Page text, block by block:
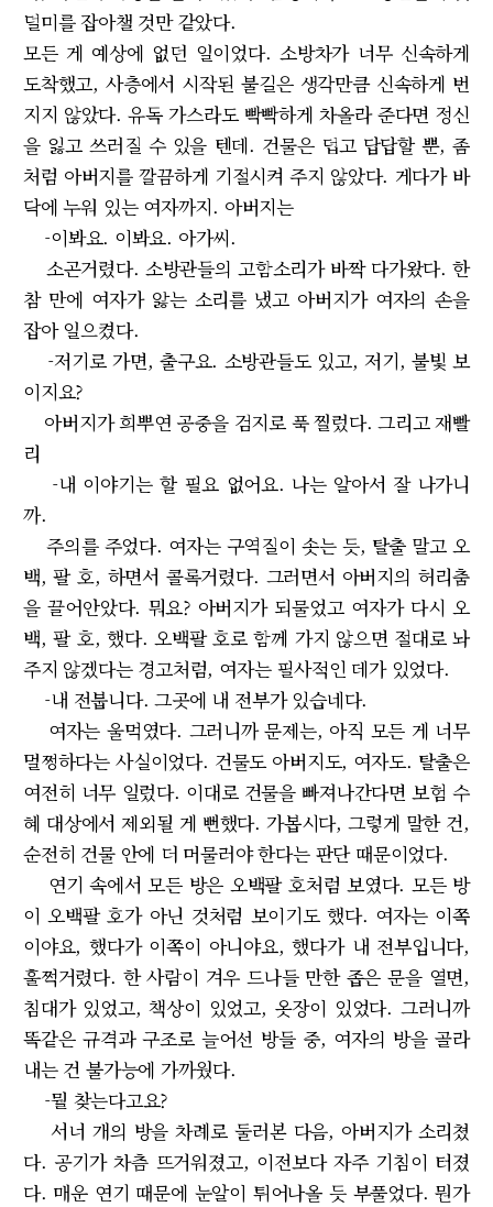
덜미를 잡아챌 것만 같았다.
모든 게 예상에 없던 일이었다. 소방차가 너무 신속하게
도착했고, 사층에서 시작된 불길은 생각만큼 신속하게 번
지지 않았다. 유독 가스라도 빡빡하게 차올라 준다면 정신
을 잃고 쓰러질 수 있을 텐데. 건물은 덥고 답답할 뿐, 좀
처럼 아버지를 깔끔하게 기절시켜 주지 않았다. 게다가 바
닥에 누워 있는 여자까지. 아버지는
-이봐요. 이봐요. 아가씨.
소곤거렸다. 소방관들의 고함소리가 바짝 다가왔다. 한
참 만에 여자가 앓는 소리를 냈고 아버지가 여자의 손을
잡아 일으켰다.
-저기로 가면, 출구요. 소방관들도 있고, 저기, 불빛 보
이지요?
아버지가 희뿌연 공중을 검지로 푹 찔렀다. 그리고 재빨
리
-내 이야기는 할 필요 없어요. 나는 알아서 잘 나가니
까.
주의를 주었다. 여자는 구역질이 솟는 듯, 탈출 말고 오
백, 팔 호, 하면서 콜록거렸다. 그러면서 아버지의 허리춤
을 끌어안았다. 뭐요? 아버지가 되물었고 여자가 다시 오
백, 팔 호, 했다. 오백팔 호로 함께 가지 않으면 절대로 놔
주지 않겠다는 경고처럼, 여자는 필사적인 데가 있었다.
-내 전붑니다. 그곳에 내 전부가 있습네다.
여자는 울먹였다. 그러니까 문제는, 아직 모든 게 너무
멀쩡하다는 사실이었다. 건물도 아버지도, 여자도. 탈출은
여전히 너무 일렀다. 이대로 건물을 빠져나간다면 보험 수
혜 대상에서 제외될 게 뻔했다. 가봅시다, 그렇게 말한 건,
순전히 건물 안에 더 머물러야 한다는 판단 때문이었다.
연기 속에서 모든 방은 오백팔 호처럼 보였다. 모든 방
이 오백팔 호가 아닌 것처럼 보이기도 했다. 여자는 이쪽
이야요, 했다가 이쪽이 아니야요, 했다가 내 전부입니다,
훌쩍거렸다. 한 사람이 겨우 드나들 만한 좁은 문을 열면,
침대가 있었고, 책상이 있었고, 옷장이 있었다. 그러니까
똑같은 규격과 구조로 늘어선 방들 중, 여자의 방을 골라
내는 건 불가능에 가까웠다.
-뭘 찾는다고요?
서너 개의 방을 차례로 둘러본 다음, 아버지가 소리쳤
다. 공기가 차츰 뜨거워졌고, 이전보다 자주 기침이 터졌
다. 매운 연기 때문에 눈알이 튀어나올 듯 부풀었다. 뭔가